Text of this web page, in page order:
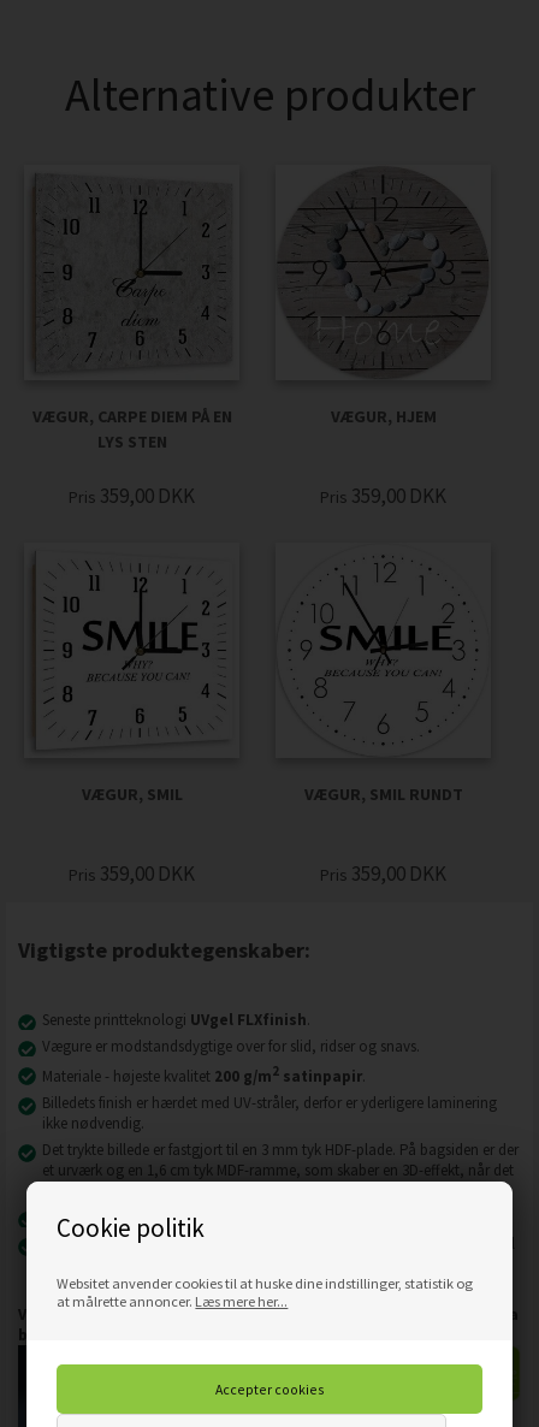
Cookie politik
Websitet anvender cookies til at huske dine indstillinger, statistik og
at målrette annoncer. Læs mere her...
Alternative produkter
VÆGUR, CARPE DIEM PÅ EN
LYS STEN
Pris 359,00 DKK
VÆGUR, HJEM
Pris 359,00 DKK
VÆGUR, SMIL
Pris 359,00 DKK
VÆGUR, SMIL RUNDT
Pris 359,00 DKK
Vigtigste produktegenskaber:
Seneste printteknologi UVgel FLXfinish.
Vægure er modstandsdygtige over for slid, ridser og snavs.
Materiale - højeste kvalitet 200 g/m2 satinpapir.
Billedets finish er hærdet med UV-stråler, derfor er yderligere laminering
ikke nødvendig.
Det trykte billede er fastgjort til en 3 mm tyk HDF-plade. På bagsiden er der
et urværk og en 1,6 cm tyk MDF-ramme, som skaber en 3D-effekt, når det
Væguret er klar til at blive hængt op direkte fra kassen.
Produktionen finder sted i Den Europæiske Union
efter individuel
Vi har den første fulde fototapetproduktionslinje i Centraleuropa
baseret på Canon Colorado og Fotoba-maskiner.